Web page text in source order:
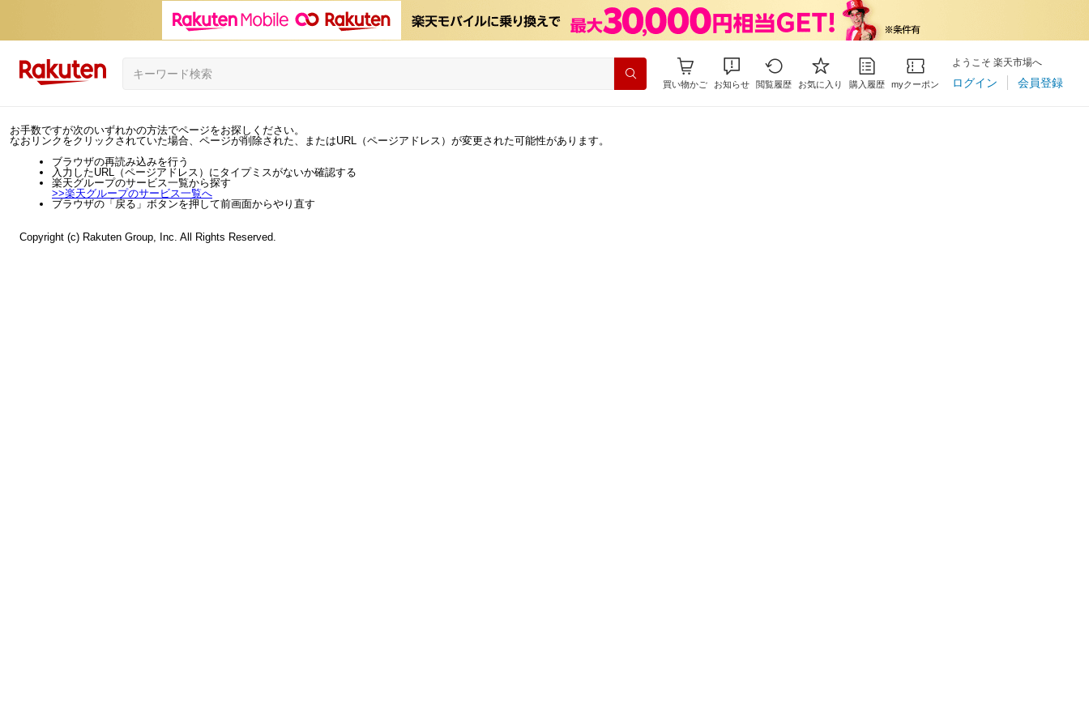
買い物かご お知らせ 閲覧履歴 お気に入り 購入履歴 myクーポン
ようこそ 楽天市場へ
ログイン 会員登録
お手数ですが次のいずれかの方法でページをお探しください。
なおリンクをクリックされていた場合、ページが削除された、またはURL（ページアドレス）が変更された可能性があります。
ブラウザの再読み込みを行う
入力したURL（ページアドレス）にタイプミスがないか確認する
楽天グループのサービス一覧から探す
>>楽天グループのサービス一覧へ
ブラウザの「戻る」ボタンを押して前画面からやり直す
Copyright (c) Rakuten Group, Inc. All Rights Reserved.